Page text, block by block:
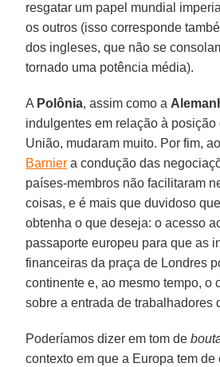
resgatar um papel mundial
os outros (isso corresponde
dos ingleses, que não se
tornado uma potência média).
A Polônia, assim como a
indulgentes em relação à posição
União, mudaram muito. Por fim,
Barnier a condução das
países-membros não facilitaram
coisas, e é mais que duvidoso
obtenha o que deseja: o acesso
passaporte europeu para que as
financeiras da praça de Londres
continente e, ao mesmo tempo, o
sobre a entrada de trabalhadores
Poderíamos dizer em tom de
contexto em que a Europa tem